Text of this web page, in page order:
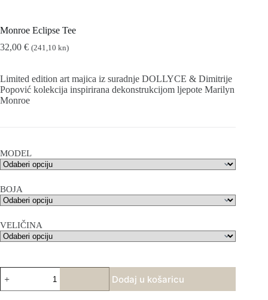
Monroe Eclipse Tee
32,00 € (241,10 kn)
Limited edition art majica iz suradnje DOLLYCE & Dimitrije
Popović kolekcija inspirirana dekonstrukcijom ljepote Marilyn
Monroe
MODEL
BOJA
VELIČINA
Eclipse
Tee
Dodaj u košaricu